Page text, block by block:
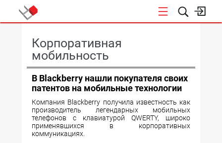
Корпоративная
мобильность
В Blackberry нашли покупателя своих
патентов на мобильные технологии
Компания Blackberry получила известность как
производитель легендарных мобильных
телефонов с клавиатурой QWERTY, широко
применявшихся в корпоративных
коммуникациях.